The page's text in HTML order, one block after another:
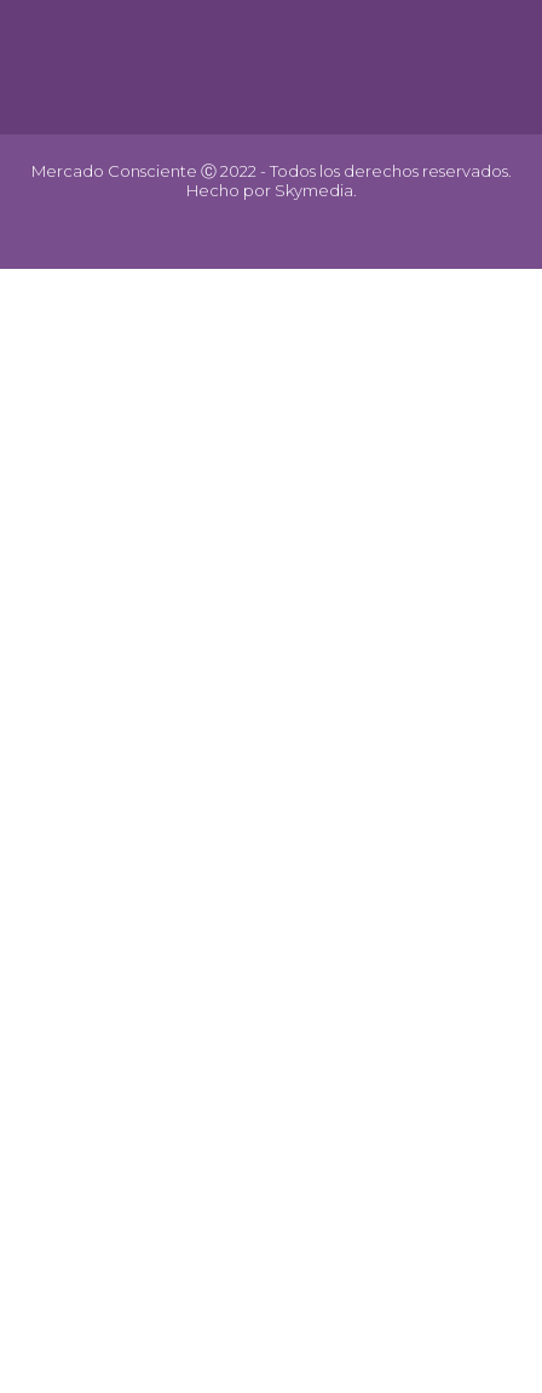
Mercado Consciente Ⓒ 2022 - Todos los derechos reservados.
Hecho por Skymedia.